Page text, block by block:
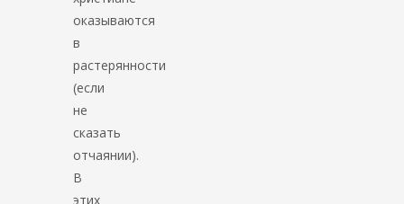
оказываются
в
растерянности
(если
не
сказать
отчаянии).
В
этих